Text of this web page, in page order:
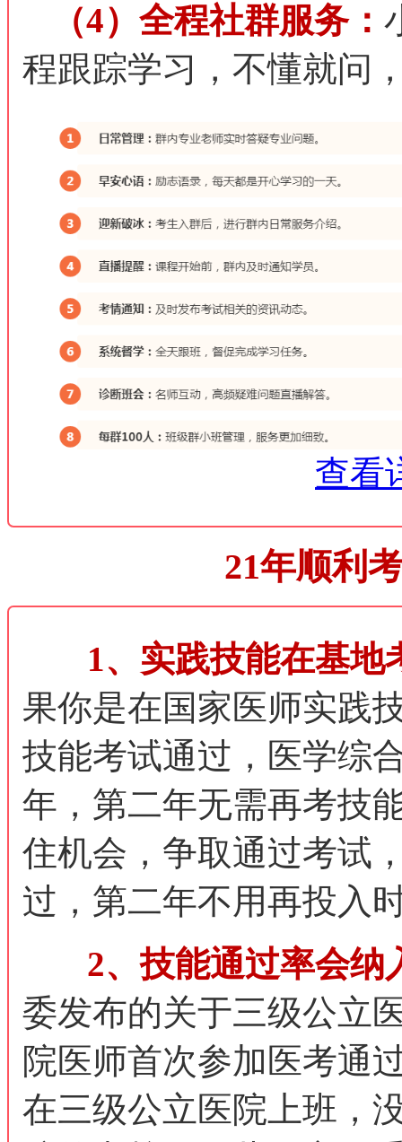
（4）全程社群服务：
程跟踪学习，不懂就问
查看
21年顺利
1、实践技能在基地
果你是在国家医师实践
技能考试通过，医学综
年，第二年无需再考技
住机会，争取通过考试
过，第二年不用再投入
2、技能通过率会纳
委发布的关于三级公立
院医师首次参加医考通
在三级公立医院上班，